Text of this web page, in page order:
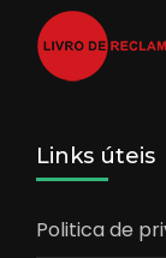
Links úteis
Politica de